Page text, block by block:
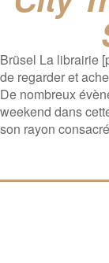
Brüsel La librairie
de regarder et
De nombreux
weekend dans
son rayon